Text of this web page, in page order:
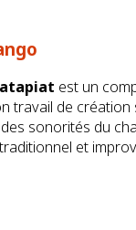
est un
travail de
sonorités du
et